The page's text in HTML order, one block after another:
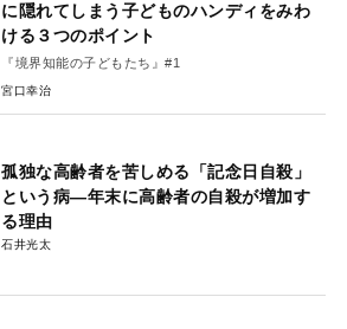
に隠れてしまう子どものハンディをみわ
ける３つのポイント
『境界知能の子どもたち』#1
宮口幸治
孤独な高齢者を苦しめる「記念日自殺」
という病―年末に高齢者の自殺が増加す
る理由
石井光太